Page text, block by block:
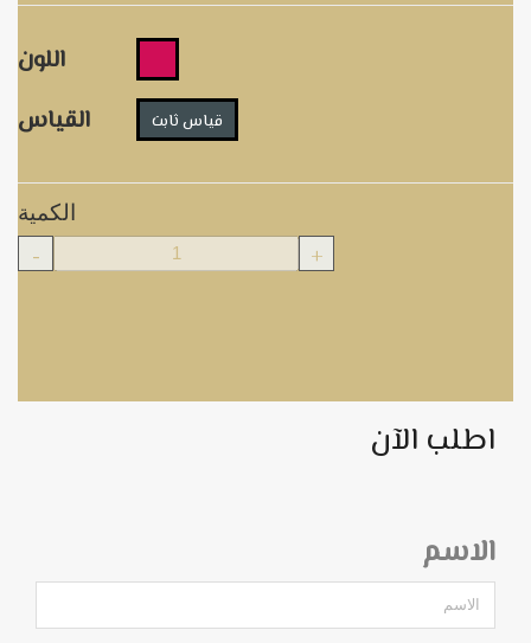
اللون
القياس
قياس ثابت
الكمية
- +
اطلب الآن
الاسم